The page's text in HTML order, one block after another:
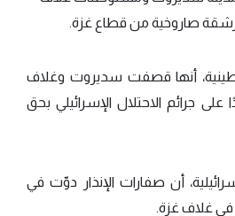
صاروخية من قطاع غزة.
أنها قصفت سديروت وغلاف
جرائم الاحتلال الإسرائيلي بحق
أن صفارات الإنذار دوّت في
في غلاف غزة.